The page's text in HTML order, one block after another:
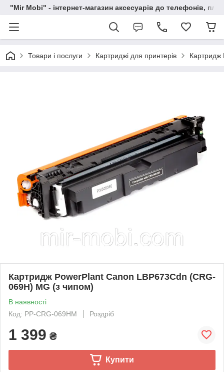
"Mir Mobi" - інтернет-магазин аксесуарів до телефонів,
Товари і послуги Картриджі для принтерів Картридж
Картридж PowerPlant Canon LBP673Cdn (CRG-
069H) MG (з чипом)
В наявності
Код: PP-CRG-069HM
Роздріб
1 399 ₴
Купити